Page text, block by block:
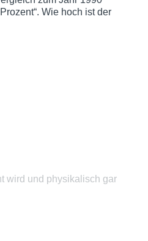
Wie hoch ist der
wird und physikalisch gar